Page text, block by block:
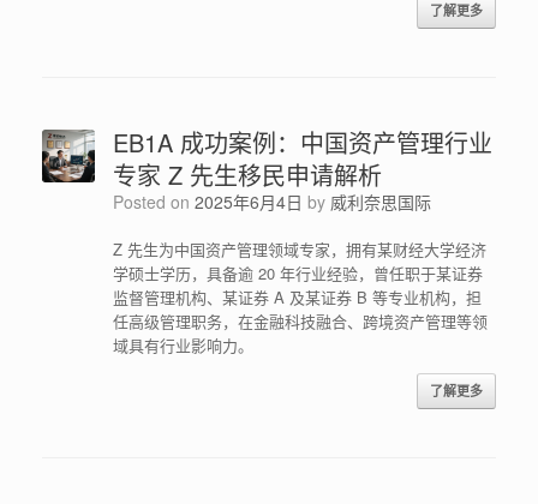
了解更多
EB1A 成功案例：中国资产管理行业
专家 Z 先生移民申请解析
Posted on 2025年6月4日 by 威利奈思国际
Z 先生为中国资产管理领域专家，拥有某财经大学经济
学硕士学历，具备逾 20 年行业经验，曾任职于某证券
监督管理机构、某证券 A 及某证券 B 等专业机构，担
任高级管理职务，在金融科技融合、跨境资产管理等领
域具有行业影响力。
了解更多